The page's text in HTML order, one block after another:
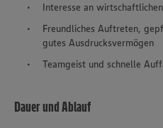
Interesse an
Freundliches Auftreten,
gutes Ausdrucksvermögen
Teamgeist und schnelle
Dauer und Ablauf